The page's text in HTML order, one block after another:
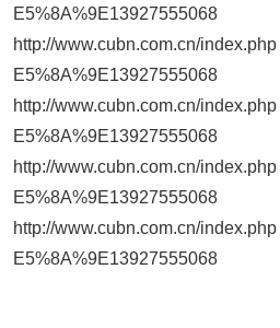
E5%8A%9E13927555068
http://www.cubn.com.cn/index.php
E5%8A%9E13927555068
http://www.cubn.com.cn/index.php
E5%8A%9E13927555068
http://www.cubn.com.cn/index.php
E5%8A%9E13927555068
http://www.cubn.com.cn/index.php
E5%8A%9E13927555068